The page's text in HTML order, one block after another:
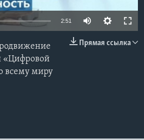
2:51
Прямая ссылка
«Цифровой
всему миру